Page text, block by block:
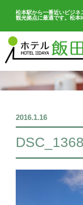
松本駅から一番近いビジネ
観光拠点に最適です。松本
2016.1.16